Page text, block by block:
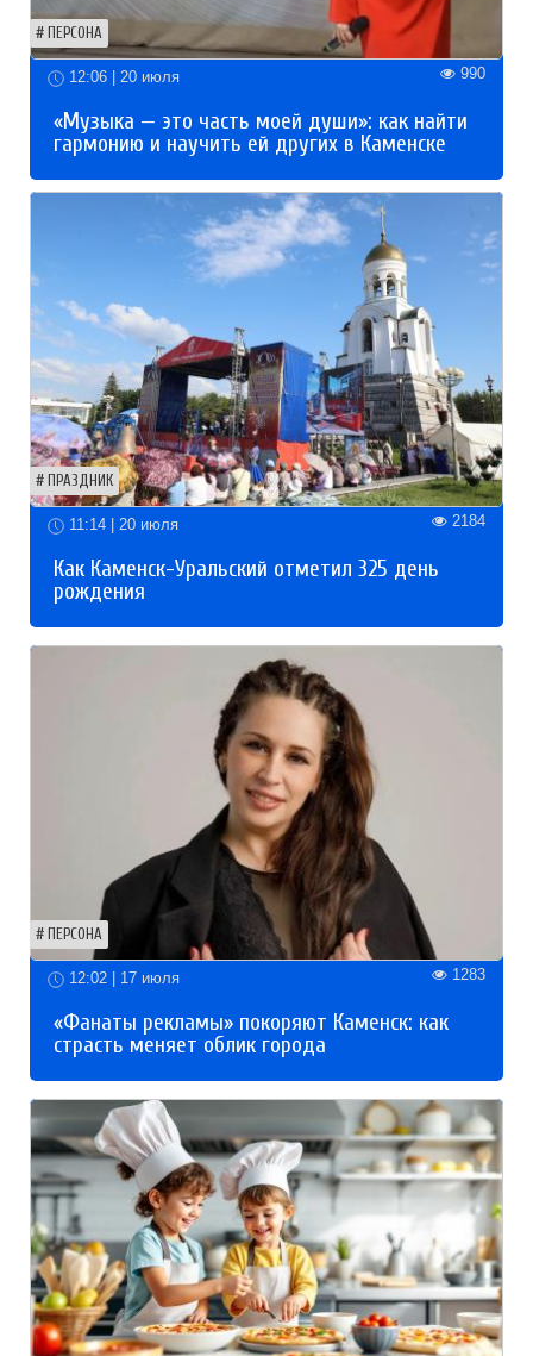
ПЕРСОНА
12:06 | 20 июля 990
«Музыка — это часть моей души»: как найти
гармонию и научить ей других в Каменске
ПРАЗДНИК
11:14 | 20 июля 2184
Как Каменск-Уральский отметил 325 день
рождения
ПЕРСОНА
12:02 | 17 июля 1283
«Фанаты рекламы» покоряют Каменск: как
страсть меняет облик города